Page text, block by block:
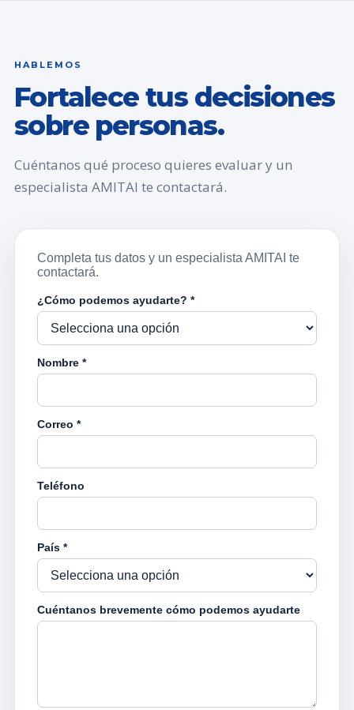
HABLEMOS
Fortalece tus decisiones
sobre personas.
Cuéntanos qué proceso quieres evaluar y un
especialista AMITAI te contactará.